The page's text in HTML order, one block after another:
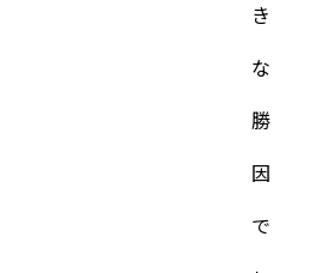
き
な
勝
因
で